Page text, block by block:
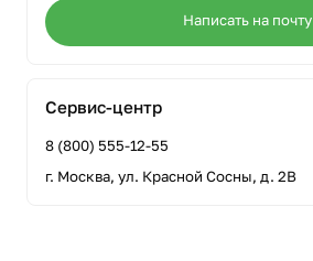
Написать на почту
Сервис-центр
8 (800) 555-12-55
г. Москва, ул. Красной Сосны, д. 2В